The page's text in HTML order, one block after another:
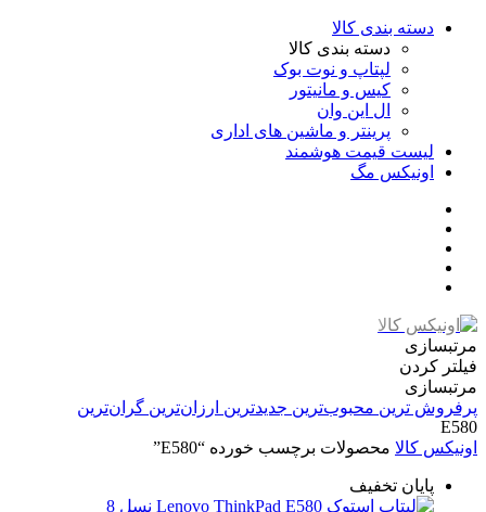
دسته بندی کالا
دسته بندی کالا
لپتاپ و نوت بوک
کیس و مانیتور
ال این وان
پرینتر و ماشین های اداری
لیست قیمت هوشمند
اونیکس مگ
مرتبسازی
فیلتر کردن
مرتبسازی
پرفروش ترین محبوب‌ترین جدیدترین ارزان‌ترین گران‌ترین
E580
اونیکس کالا محصولات برچسب خورده “E580”
پایان تخفیف